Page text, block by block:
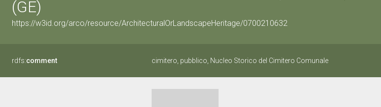
(GE)
https://w3id.org/arco/resource/ArchitecturalOrLandscapeHeritage/0700210632
rdfs:comment cimitero, pubblico, Nucleo Storico del Cimitero Comunale